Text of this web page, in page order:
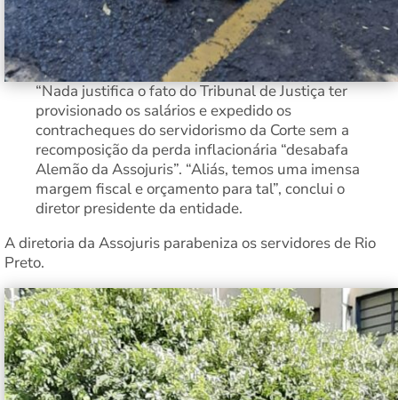
“Nada justifica o fato do Tribunal de Justiça ter
provisionado os salários e expedido os
contracheques do servidorismo da Corte sem a
recomposição da perda inflacionária “desabafa
Alemão da Assojuris”. “Aliás, temos uma imensa
margem fiscal e orçamento para tal”, conclui o
diretor presidente da entidade.
A diretoria da Assojuris parabeniza os servidores de Rio
Preto.